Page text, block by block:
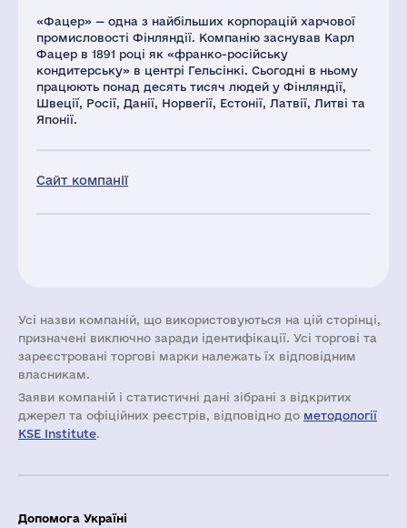
«Фацер» — одна з найбільших корпорацій харчової
промисловості Фінляндії. Компанію заснував Карл
Фацер в 1891 році як «франко-російську
кондитерську» в центрі Гельсінкі. Сьогодні в ньому
працюють понад десять тисяч людей у Фінляндії,
Швеції, Росії, Данії, Норвегії, Естонії, Латвії, Литві та
Японії.
Сайт компанії
Усі назви компаній, що використовуються на цій сторінці,
призначені виключно заради ідентифікації. Усі торгові та
зареєстровані торгові марки належать їх відповідним
власникам.
Заяви компаній i статистичні дані зібрані з відкритих
джерел та офіційних реєстрів, відповідно до методології
KSE Institute.
Допомога Україні